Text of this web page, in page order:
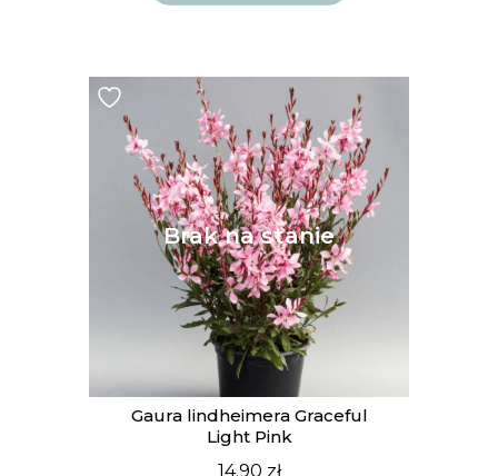
Gaura lindheimera Graceful
Light Pink
14.90 zł